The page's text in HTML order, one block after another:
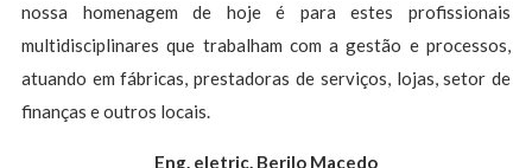
nossa homenagem de hoje é para estes profissionais
multidisciplinares que trabalham com a gestão e processos,
atuando em fábricas, prestadoras de serviços, lojas, setor de
finanças e outros locais.
Eng. eletric. Berilo Macedo